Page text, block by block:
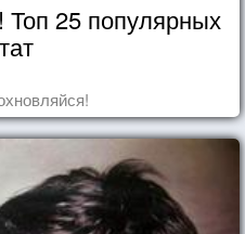
25 популярных